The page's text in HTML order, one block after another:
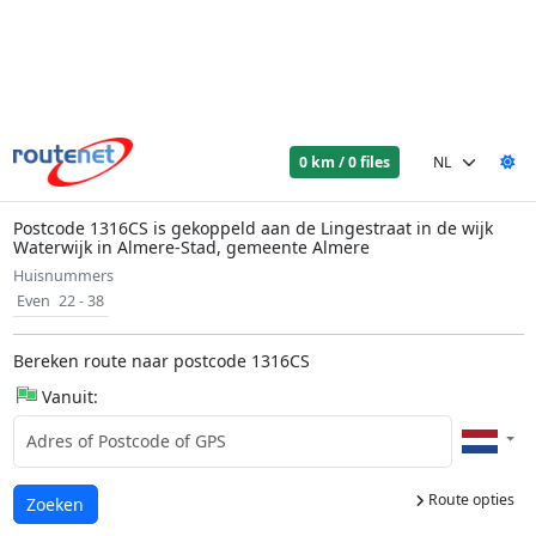
0 km / 0 files
Postcode 1316CS is gekoppeld aan de Lingestraat in de wijk
Waterwijk in Almere-Stad, gemeente Almere
Huisnummers
Even 22 - 38
Bereken route naar postcode 1316CS
Vanuit:
Route opties
Laden...
Zoeken